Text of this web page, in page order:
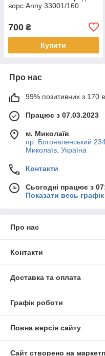
ворс Anny 33001/160
700 ₴
Купити
Про нас
99% позитивних з 170
Працює з 07.03.2023
м. Миколаїв
пр. Богоявленський
Миколаїв, Україна
Контакти
Сьогодні працює з
Показати весь
Про нас
Контакти
Доставка та оплата
Графік роботи
Повна версія сайту
Сайт створено на